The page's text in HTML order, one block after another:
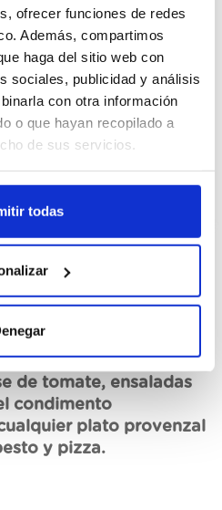
ofrecer funciones de redes
Además, compartimos
haga del sitio web con
sociales, publicidad y análisis
con otra información
o que hayan recopilado a
de sus servicios.
todas
Cajas
Registrarme
solicita ahora
sostenibles y aceite
nabina. Ideal para
de tomate, ensaladas
condimento
plato provenzal
y pizza.